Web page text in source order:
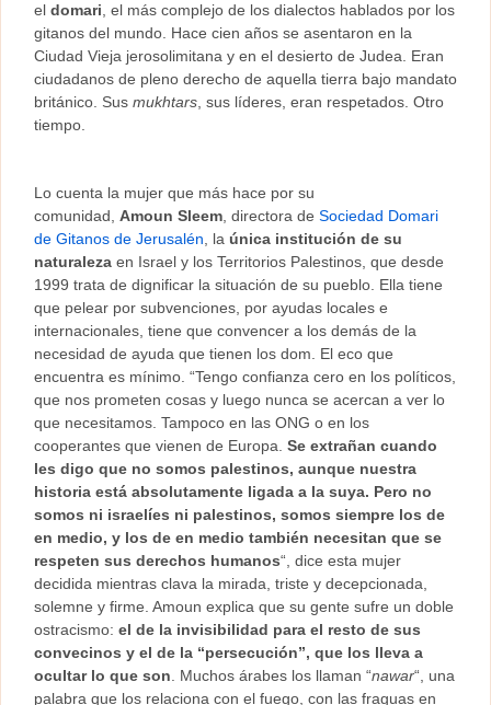
el domari , el más complejo de los dialectos hablados por los
gitanos del mundo. Hace cien años se asentaron en la
Ciudad Vieja jerosolimitana y en el desierto de Judea. Eran
ciudadanos de pleno derecho de aquella tierra bajo mandato
británico. Sus mukhtars , sus líderes, eran respetados. Otro
tiempo.
Lo cuenta la mujer que más hace por su
comunidad, Amoun Sleem , directora de Sociedad Domari
de Gitanos de Jerusalén , la única institución de su
naturaleza en Israel y los Territorios Palestinos, que desde
1999 trata de dignificar la situación de su pueblo. Ella tiene
que pelear por subvenciones, por ayudas locales e
internacionales, tiene que convencer a los demás de la
necesidad de ayuda que tienen los dom. El eco que
encuentra es mínimo. “Tengo confianza cero en los políticos,
que nos prometen cosas y luego nunca se acercan a ver lo
que necesitamos. Tampoco en las ONG o en los
cooperantes que vienen de Europa. Se extrañan cuando
les digo que no somos palestinos, aunque nuestra
historia está absolutamente ligada a la suya. Pero no
somos ni israelíes ni palestinos, somos siempre los de
en medio, y los de en medio también necesitan que se
respeten sus derechos humanos“, dice esta mujer
decidida mientras clava la mirada, triste y decepcionada,
solemne y firme. Amoun explica que su gente sufre un doble
ostracismo: el de la invisibilidad para el resto de sus
convecinos y el de la “persecución”, que los lleva a
ocultar lo que son . Muchos árabes los llaman “nawar“, una
palabra que los relaciona con el fuego, con las fraguas en